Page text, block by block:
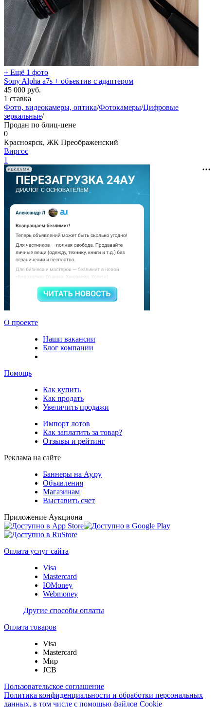
+ Ещё 1 фото
Sony Alpha a7s + объектив с адаптером
45 000 руб.
1 ставка
Фото, видеокамеры, оптика/Фотокамеры/Цифровые
зеркальные/
Продан по блиц-цене
0
Красноярск, ЖК Преображенский
Виргос
1
РЕКЛАМА
О проекте
Наши вакансии
Блог компании
Помощь
Как купить
Как продать
Увеличить продажи
Импорт лотов
Как заплатить за товар?
Отзывы и рейтинг
Реклама на сайте
Баннеры на Ау.ру
Объявления
Магазинам
Выставить счет
Приложение Аукциона
Оплата услуг сайта
Visa
Mastercard
ЮMoney
Webmoney
Другие способы оплаты
Оплата товаров
Visa
Mastercard
Мир
JCB
Пользовательское соглашение
Политика конфиденциальности и обработки персональных
данных, в том числе с помощью файлов Cookie